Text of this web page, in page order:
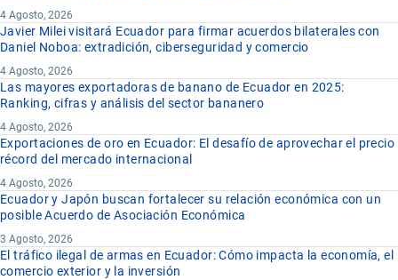
4 Agosto, 2026
Javier Milei visitará Ecuador para firmar acuerdos bilaterales con
Daniel Noboa: extradición, ciberseguridad y comercio
4 Agosto, 2026
Las mayores exportadoras de banano de Ecuador en 2025:
Ranking, cifras y análisis del sector bananero
4 Agosto, 2026
Exportaciones de oro en Ecuador: El desafío de aprovechar el precio
récord del mercado internacional
4 Agosto, 2026
Ecuador y Japón buscan fortalecer su relación económica con un
posible Acuerdo de Asociación Económica
3 Agosto, 2026
El tráfico ilegal de armas en Ecuador: Cómo impacta la economía, el
comercio exterior y la inversión